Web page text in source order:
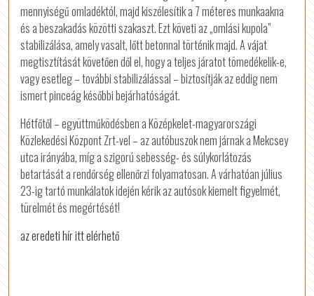
mennyiségű omladéktól, majd kiszélesítik a 7 méteres munkaakna
és a beszakadás közötti szakaszt. Ezt követi az „omlási kupola”
stabilizálása, amely vasalt, lőtt betonnal történik majd. A vájat
megtisztítását követően dől el, hogy a teljes járatot tömedékelik-e,
vagy esetleg – további stabilizálással – biztosítják az eddig nem
ismert pinceág későbbi bejárhatóságát.
Hétfőtől – együttműködésben a Középkelet-magyarországi
Közlekedési Központ Zrt-vel – az autóbuszok nem járnak a Mekcsey
utca irányába, míg a szigorú sebesség- és súlykorlátozás
betartását a rendőrség ellenőrzi folyamatosan. A várhatóan július
23-ig tartó munkálatok idején kérik az autósok kiemelt figyelmét,
türelmét és megértését!
az eredeti hír itt elérhető